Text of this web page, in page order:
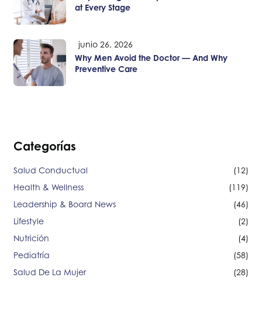
at Every Stage
junio 26, 2026
Why Men Avoid the Doctor — And Why
Preventive Care
Categorías
Salud Conductual
(12)
Health & Wellness
(119)
Leadership & Board News
(46)
Lifestyle
(2)
Nutrición
(4)
Pediatría
(58)
Salud De La Mujer
(28)